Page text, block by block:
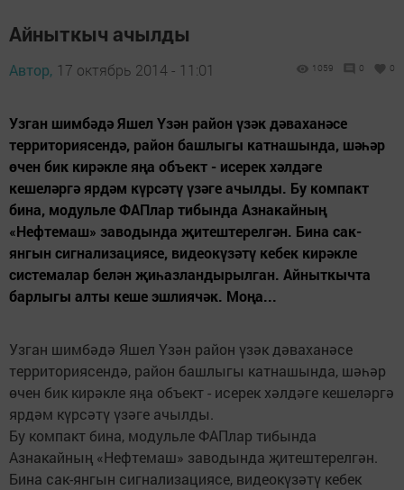
Айныткыч ачылды
Автор, 17 октябрь 2014 - 11:01 1059 0 0
Узган шимбәдә Яшел Үзән район үзәк дәваханәсе
территориясендә, район башлыгы катнашында, шәһәр
өчен бик кирәкле яңа объект - исерек хәлдәге
кешеләргә ярдәм күрсәтү үзәге ачылды. Бу компакт
бина, модульле ФАПлар тибында Азнакайның
«Нефтемаш» заводында җитештерелгән. Бина сак-
янгын сигнализациясе, видеокүзәтү кебек кирәкле
системалар белән җиһазландырылган. Айныткычта
барлыгы алты кеше эшлиячәк. Моңа...
Узган шимбәдә Яшел Үзән район үзәк дәваханәсе
территориясендә, район башлыгы катнашында, шәһәр
өчен бик кирәкле яңа объект - исерек хәлдәге кешеләргә
ярдәм күрсәтү үзәге ачылды.
Бу компакт бина, модульле ФАПлар тибында
Азнакайның «Нефтемаш» заводында җитештерелгән.
Бина сак-янгын сигнализациясе, видеокүзәтү кебек